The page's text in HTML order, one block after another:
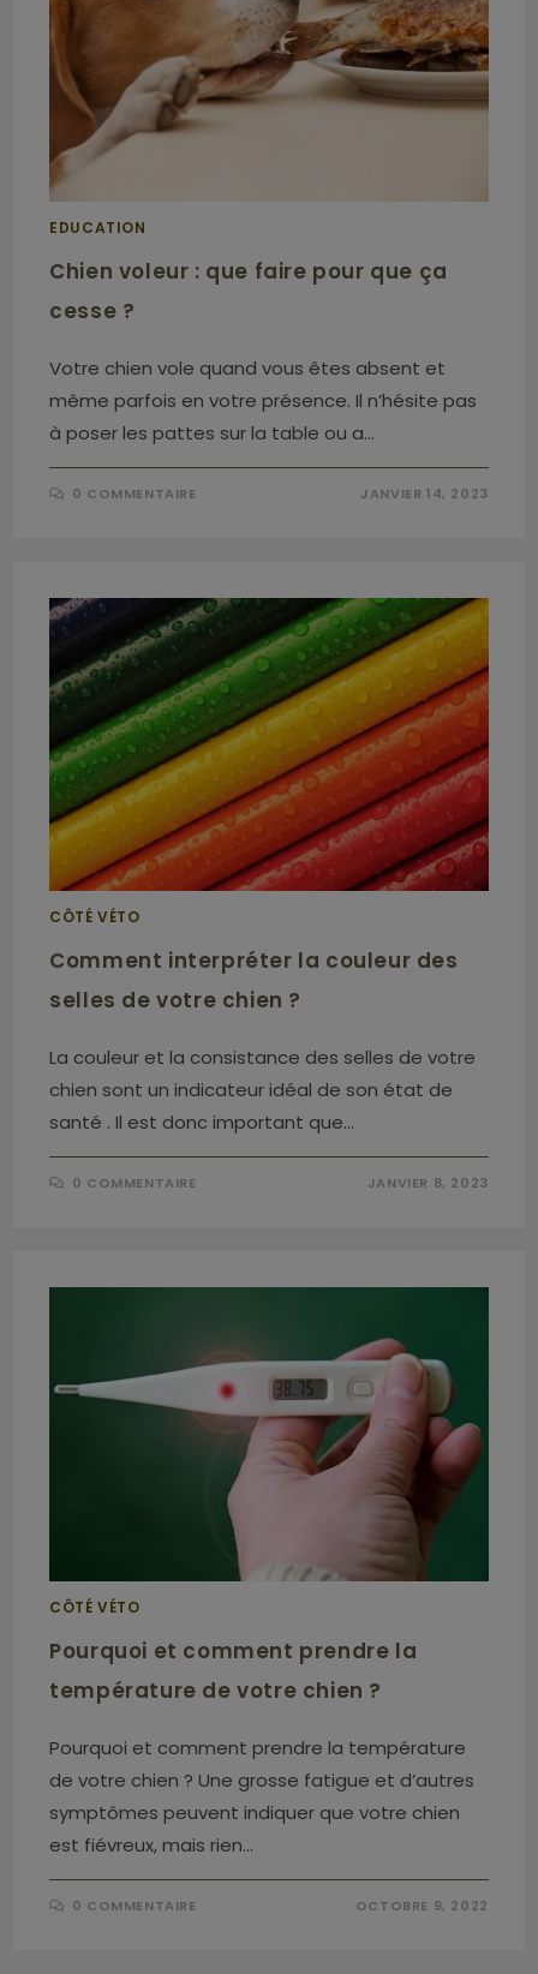
EDUCATION
Chien voleur : que faire pour que ça
cesse ?
Votre chien vole quand vous êtes absent et
même parfois en votre présence. Il n’hésite pas
à poser les pattes sur la table ou a…
0 COMMENTAIRE JANVIER 14, 2023
CÔTÉ VÉTO
Comment interpréter la couleur des
selles de votre chien ?
La couleur et la consistance des selles de votre
chien sont un indicateur idéal de son état de
santé . Il est donc important que…
0 COMMENTAIRE JANVIER 8, 2023
CÔTÉ VÉTO
Pourquoi et comment prendre la
température de votre chien ?
Pourquoi et comment prendre la température
de votre chien ? Une grosse fatigue et d’autres
symptômes peuvent indiquer que votre chien
est fiévreux, mais rien…
0 COMMENTAIRE OCTOBRE 9, 2022